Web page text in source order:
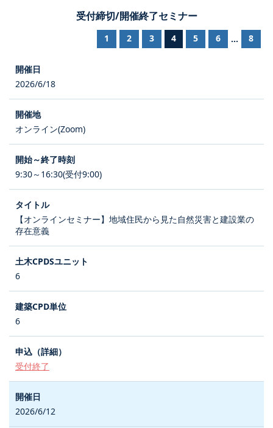
受付締切/開催終了セミナー
1 2 3 4 5 6 ... 8
2026/6/18
オンライン(Zoom)
9:30～16:30(受付9:00)
【オンラインセミナー】地域住民から見た自然災害と建設業の
存在意義
6
6
受付終了
2026/6/12